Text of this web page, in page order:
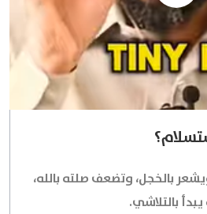
بالخجل، وتضعف صلته بالله،
بالتلاشي.